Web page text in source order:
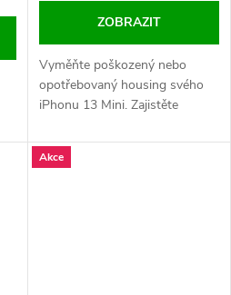
ZOBRAZIT
Vyměňte poškozený nebo
opotřebovaný housing svého
iPhonu 13 Mini. Zajistěte
vnitřních komponent vašeho
zařízení.
Akce